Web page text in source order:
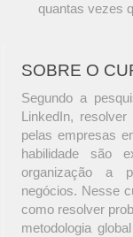
quantas vezes
SOBRE O
Segundo a
LinkedIn,
pelas empresas
habilidade são
organização a
negócios. Nesse
como resolver
metodologia